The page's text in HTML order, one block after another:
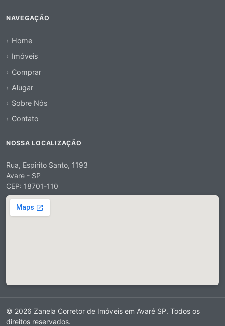
NAVEGAÇÃO
Home
Imóveis
Comprar
Alugar
Sobre Nós
Contato
NOSSA LOCALIZAÇÃO
Rua, Espirito Santo, 1193
Avare - SP
CEP: 18701-110
© 2026 Zanela Corretor de Imóveis em Avaré SP. Todos os
direitos reservados.